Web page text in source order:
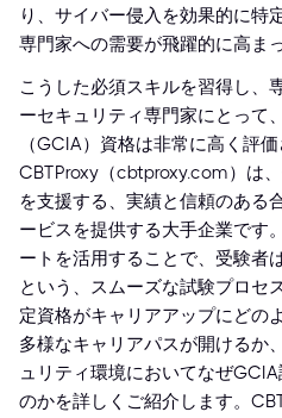
り、サイバー侵入を効果的に特
専門家への需要が飛躍的に高ま
こうした必須スキルを習得し、
ーセキュリティ専門家にとって
（GCIA）資格は非常に高く評
CBTProxy（cbtproxy.com）は
を支援する、実績と信頼のある
ービスを提供する大手企業です
ートを活用することで、受験者
という、スムーズな試験プロセ
定資格がキャリアアップにどの
多様なキャリアパスが開けるか
ュリティ環境においてなぜ
のかを詳しくご紹介します。